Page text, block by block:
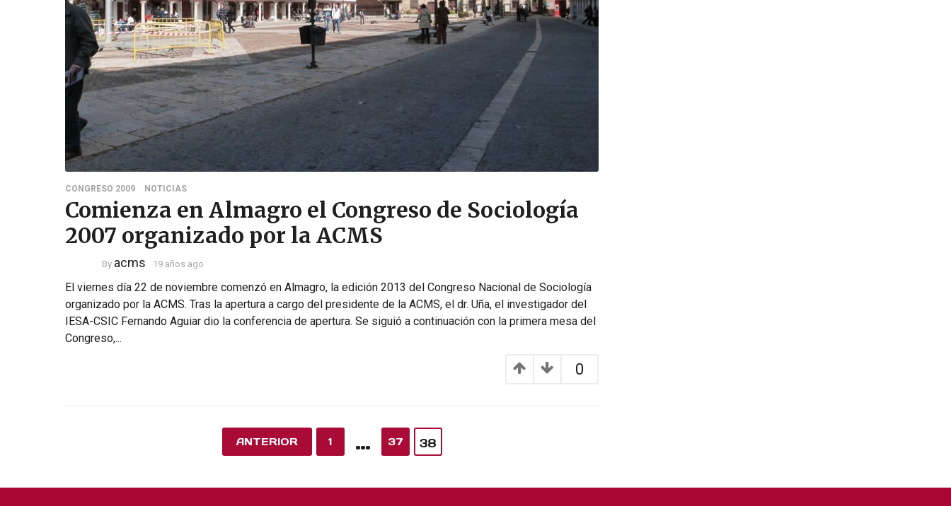
CONGRESO 2009 NOTICIAS
Comienza en Almagro el Congreso de Sociología
2007 organizado por la ACMS
By acms 19 años ago
El viernes día 22 de noviembre comenzó en Almagro, la edición 2013 del Congreso Nacional de Sociología
organizado por la ACMS. Tras la apertura a cargo del presidente de la ACMS, el dr. Uña, el investigador del
IESA-CSIC Fernando Aguiar dio la conferencia de apertura. Se siguió a continuación con la primera mesa del
Congreso,...
0
ANTERIOR 1 … 37 38